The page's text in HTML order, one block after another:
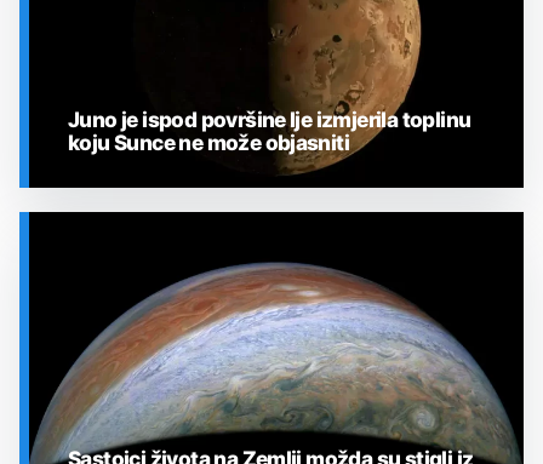
Juno je ispod površine Ije izmjerila toplinu
koju Sunce ne može objasniti
Sastojci života na Zemlji možda su stigli iz